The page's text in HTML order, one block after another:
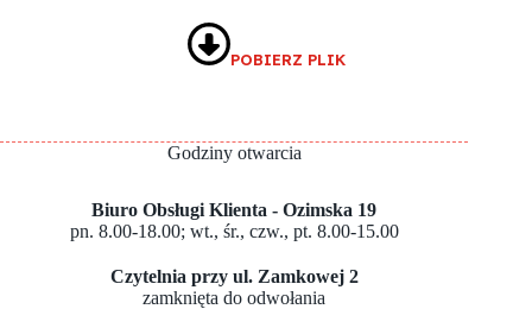
POBIERZ PLIK
Godziny otwarcia
Biuro Obsługi Klienta - Ozimska 19
pn. 8.00-18.00; wt., śr., czw., pt. 8.00-15.00
Czytelnia przy ul. Zamkowej 2
zamknięta do odwołania